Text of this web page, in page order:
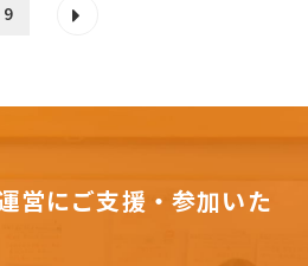
9
営にご支援・参加いた